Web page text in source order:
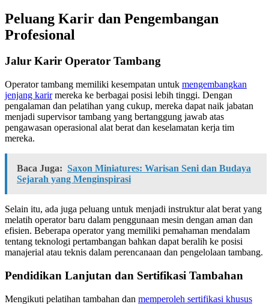
Peluang Karir dan Pengembangan
Profesional
Jalur Karir Operator Tambang
Operator tambang memiliki kesempatan untuk mengembangkan
jenjang karirmereka ke berbagai posisi lebih tinggi. Dengan
pengalaman dan pelatihan yang cukup, mereka dapat naik jabatan
menjadi supervisor tambang yang bertanggung jawab atas
pengawasan operasional alat berat dan keselamatan kerja tim
mereka.
Baca Juga: Saxon Miniatures: Warisan Seni dan Budaya
Sejarah yang Menginspirasi
Selain itu, ada juga peluang untuk menjadi instruktur alat berat yang
melatih operator baru dalam penggunaan mesin dengan aman dan
efisien. Beberapa operator yang memiliki pemahaman mendalam
tentang teknologi pertambangan bahkan dapat beralih ke posisi
manajerial atau teknis dalam perencanaan dan pengelolaan tambang.
Pendidikan Lanjutan dan Sertifikasi Tambahan
Mengikuti pelatihan tambahan dan memperoleh sertifikasi khusus